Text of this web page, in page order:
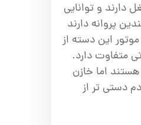
دارند و توانایی
پروانه دارند
این دسته از
متفاوت دارد.
اما خازن
دم دستی تر از